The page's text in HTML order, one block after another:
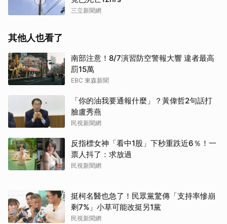
三立新聞網
其他人也看了
南部注意！8/7演習防空警報大響 違者最高
罰15萬
EBC 東森新聞
「你的油我要通報什麼」？黃偉哲2句話打
臉盧秀燕
民視新聞網
反指標女神「看中1股」下秒重跌近6％！一
票人抖了：求放過
民視新聞網
挺柯名醫也急了！民眾黨驚傳「支持率慘崩
剩7%」小草可能改挺另1黨
民視新聞網